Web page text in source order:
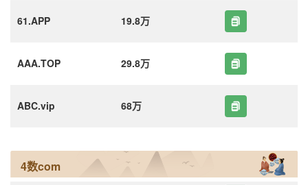
61.APP 19.8万
AAA.TOP 29.8万
ABC.vip 68万
4数com